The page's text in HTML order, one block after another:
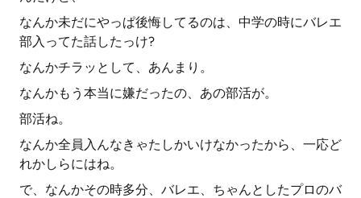
なんか未だにやっぱ後悔してるのは、中学の時にバレエ
部入ってた話したっけ?
なんかチラッとして、あんまり。
なんかもう本当に嫌だったの、あの部活が。
部活ね。
なんか全員入んなきゃたしかいけなかったから、一応ど
れかしらにはね。
で、なんかその時多分、バレエ、ちゃんとしたプロのバ